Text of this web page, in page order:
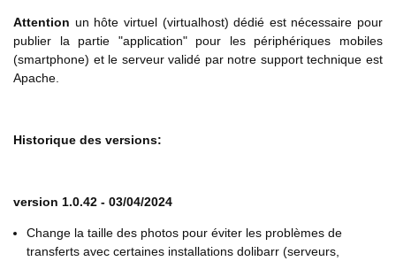
Attention un hôte virtuel (virtualhost) dédié est nécessaire pour
publier la partie "application" pour les périphériques mobiles
(smartphone) et le serveur validé par notre support technique est
Apache.
Historique des versions:
version 1.0.42 - 03/04/2024
Change la taille des photos pour éviter les problèmes de
transferts avec certaines installations dolibarr (serveurs,